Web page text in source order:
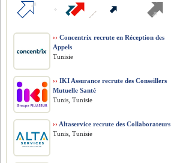
›› Concentrix recrute en Réception des
Appels
Tunisie
›› IKI Assurance recrute des Conseillers
Mutuelle Santé
Tunis, Tunisie
›› Altaservice recrute des Collaborateurs
Tunis, Tunisie